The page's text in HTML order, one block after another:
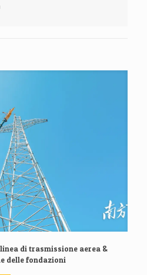
di trasmissione aerea &
delle fondazioni